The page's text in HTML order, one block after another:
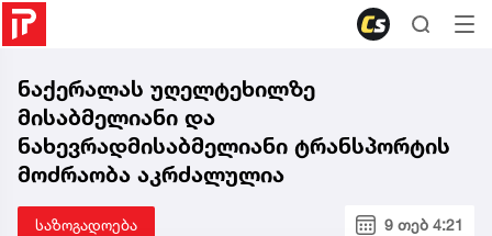
ნაქერალას უღელტეხილზე
მისაბმელიანი და
ნახევრადმისაბმელიანი ტრანსპორტის
მოძრაობა აკრძალულია
საზოგადოება 9 თებ 4:21